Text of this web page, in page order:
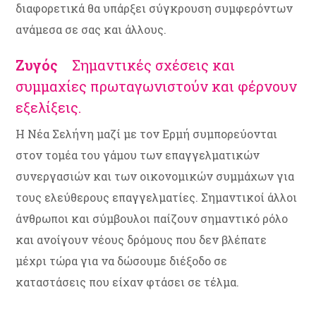
διαφορετικά θα υπάρξει σύγκρουση συμφερόντων
ανάμεσα σε σας και άλλους.
Ζυγός Σημαντικές σχέσεις και
συμμαχίες πρωταγωνιστούν και φέρνουν
εξελίξεις.
Η Νέα Σελήνη μαζί με τον Ερμή συμπορεύονται
στον τομέα του γάμου των επαγγελματικών
συνεργασιών και των οικονομικών συμμάχων για
τους ελεύθερους επαγγελματίες. Σημαντικοί άλλοι
άνθρωποι και σύμβουλοι παίζουν σημαντικό ρόλο
και ανοίγουν νέους δρόμους που δεν βλέπατε
μέχρι τώρα για να δώσουμε διέξοδο σε
καταστάσεις που είχαν φτάσει σε τέλμα.